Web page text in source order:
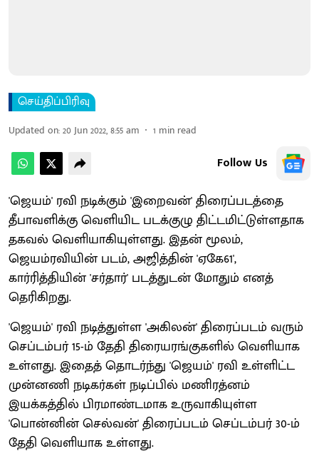
செய்திப்பிரிவு
Updated on:20 Jun 2022, 8:55 am 1 min read
Follow Us
'ஜெயம்' ரவி நடிக்கும் 'இறைவன்' திரைப்படத்தை
தீபாவளிக்கு வெளியிட படக்குழு திட்டமிட்டுள்ளதாக
தகவல் வெளியாகியுள்ளது. இதன் மூலம்,
ஜெயம்ரவியின் படம், அஜித்தின் 'ஏகே61',
கார்ரித்தியின் 'சர்தார்' படத்துடன் மோதும் எனத்
தெரிகிறது.
'ஜெயம்' ரவி நடித்துள்ள 'அகிலன்' திரைப்படம் வரும்
செப்டம்பர் 15-ம் தேதி திரையரங்குகளில் வெளியாக
உள்ளது. இதைத் தொடர்ந்து 'ஜெயம்' ரவி உள்ளிட்ட
முன்னணி நடிகர்கள் நடிப்பில் மணிரத்னம்
இயக்கத்தில் பிரமாண்டமாக உருவாகியுள்ள
'பொன்னின் செல்வன்' திரைப்படம் செப்டம்பர் 30-ம்
தேதி வெளியாக உள்ளது.